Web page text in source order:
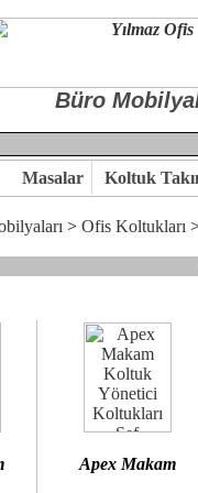
Büro
kaliteye önem
goldsit ve modern
birlikte karar verelim.
Büro Mobilya
Masalar Koltuk
> Ofis Koltukları
Apex Makam